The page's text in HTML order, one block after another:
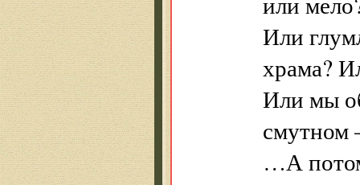
Или
храма?
Или мы
смутном
…А